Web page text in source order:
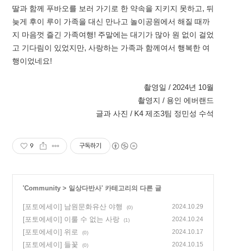
딸과 함께 푸바오를 보러 가기로 한 약속을 지키지 못하고, 뒤
늦게 후이 루이 가족을 대신 만나고 놀이공원에서 해질 때까
지 마음껏 즐긴 가족여행! 주말에는 대기가 많아 원 없이 걸었
고 기다림이 있었지만, 사랑하는 가족과 함께여서 행복한 여
행이었네요!
촬영일 / 2024년 10월
촬영지 / 용인 에버랜드
글과 사진 / K4 제조3팀 정민성 수석
9 구독하기
'Community > 일상다반사' 카테고리의 다른 글
[포토에세이] 남원문화유산 야행 (0) 2024.10.29
[포토에세이] 이룰 수 없는 사랑 (1) 2024.10.24
[포토에세이] 위로 (0) 2024.10.17
[포토에세이] 들꽃 (0) 2024.10.15